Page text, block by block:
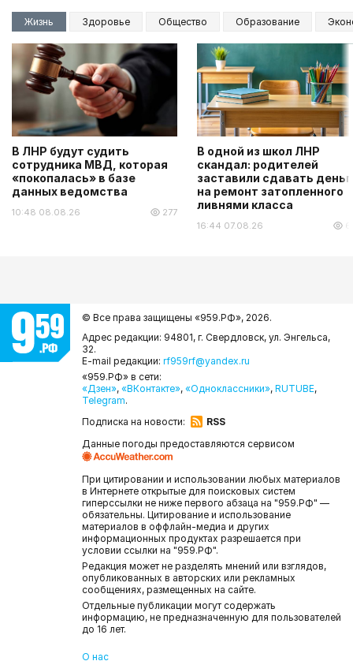
Жизнь Здоровье Общество Образование
В ЛНР будут судить
сотрудника МВД, которая
«покопалась» в базе
данных ведомства
10:48 08.08.26 277
В одной из школ ЛНР
скандал: родителей
заставили сдавать
на ремонт затопленного
ливнями класса
16:44 07.08.26
© Все права защищены «959.РФ», 2026.
Адрес редакции: 94801, г. Свердловск, ул. Энгельса,
32.
E-mail редакции: rf959rf@yandex.ru
«959.РФ» в сети:
«Дзен», «ВКонтакте», «Одноклассники», RUTUBE,
Telegram.
Подписка на новости:
RSS
Данные погоды предоставляются сервисом
При цитировании и использовании любых материалов
в Интернете открытые для поисковых систем
гиперссылки не ниже первого абзаца на "959.РФ" —
обязательны. Цитирование и использование
материалов в оффлайн-медиа и других
информационных продуктах разрешается при
условии ссылки на "959.РФ".
Редакция может не разделять мнений или взглядов,
опубликованных в авторских или рекламных
сообщениях, размещенных на сайте.
Отдельные публикации могут содержать
информацию, не предназначенную для пользователей
до 16 лет.
О нас